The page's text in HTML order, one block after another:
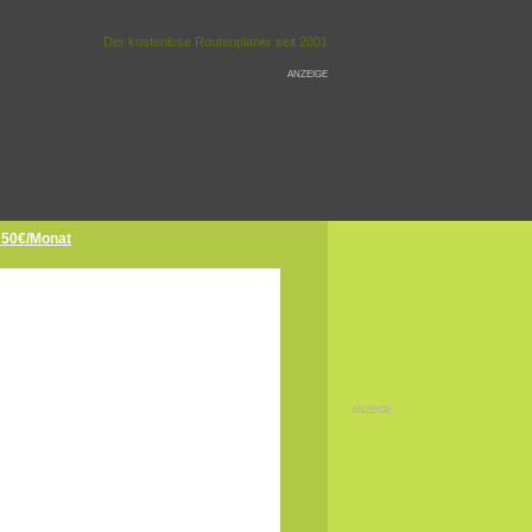
Der kostenlose Routenplaner seit 2001
ANZEIGE
Monat